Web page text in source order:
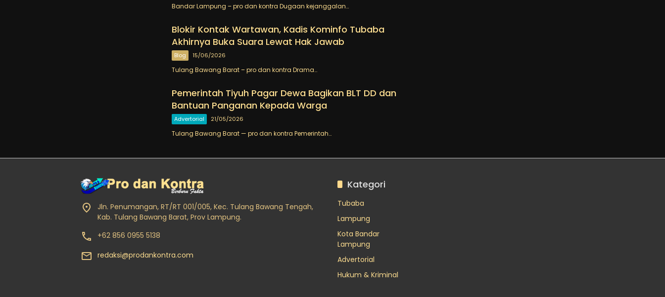
Bandar Lampung – pro dan kontra Dugaan kejanggalan…
Blokir Kontak Wartawan, Kadis Kominfo Tubaba
Akhirnya Buka Suara Lewat Hak Jawab
Blog 15/06/2026
Tulang Bawang Barat – pro dan kontra Drama…
Pemerintah Tiyuh Pagar Dewa Bagikan BLT DD dan
Bantuan Panganan Kepada Warga
Advertorial 21/05/2026
Tulang Bawang Barat — pro dan kontra Pemerintah…
Jln. Penumangan, RT/RT 001/005, Kec. Tulang Bawang Tengah,
Kab. Tulang Bawang Barat, Prov Lampung.
+62 856 0955 5138
redaksi@prodankontra.com
Kategori
Tubaba
Lampung
Kota Bandar
Lampung
Advertorial
Hukum & Kriminal